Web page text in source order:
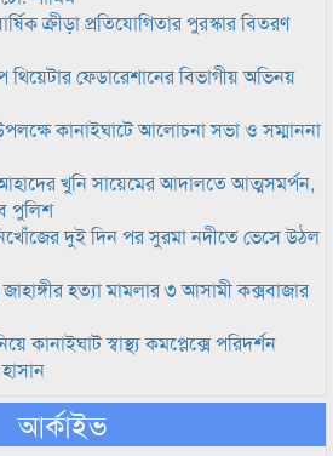
ক্রীড়া প্রতিযোগিতার পুরস্কার বিতরণ
থিয়েটার ফেডারেশানের বিভাগীয় অভিনয়
কানাইঘাটে আলোচনা সভা ও সম্মাননা
খুনি সায়েমের আদালতে আত্মসমর্পন,
পুলিশ
দুই দিন পর সুরমা নদীতে ভেসে উঠল
হত্যা মামলার ৩ আসামী কক্সবাজার
কানাইঘাট স্বাস্থ্য কমপ্লেক্সে পরিদর্শন
আর্কাইভ